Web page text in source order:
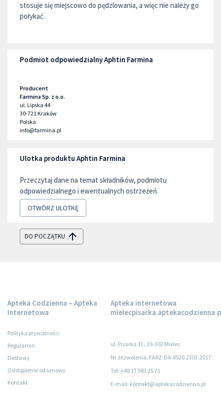
stosuje się miejscowo do pędzlowania, a więc nie należy go
połykać.
Podmiot odpowiedzialny Aphtin Farmina
Producent
Farmina Sp. z o.o.
ul. Lipska 44
30-721Kraków
Polska
info@farmina.pl
Ulotka produktu Aphtin Farmina
Przeczytaj dane na temat składników, podmiotu
odpowiedzialnego i ewentualnych ostrzeżeń.
OTWÓRZ ULOTKĘ
DO POCZĄTKU
Apteka Codzienna – Apteka
Internetowa
Polityka prywatności
Regulamin
Dostawy
Odstąpienie od umowy
Kontakt
Apteka internetowa
ul. Pisarka 1C, 39-302 Mielec
Nr zezwolenia: FARZ-DA.8520.2303.2017
Tel: +48 17 583 25 71
E-mail: kontakt@aptekacodzienna.pl